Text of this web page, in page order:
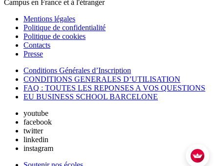
Campus en France et à l'étranger
Mentions légales
Politique de confidentialité
Politique de cookies
Contacts
Presse
Conditions Générales d’Inscription
CONDITIONS GENERALES D’UTILISATION
FAQ : TOUTES LES REPONSES A VOS QUESTIONS
EU BUSINESS SCHOOL BARCELONE
youtube
facebook
twitter
linkedin
instagram